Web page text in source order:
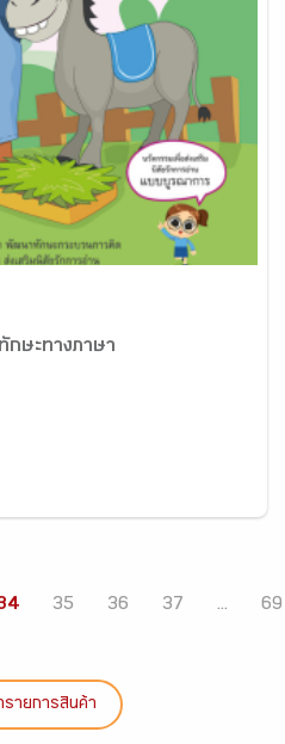
กษะทางภาษา
35 36 37 ... 69
รายการสินค้า